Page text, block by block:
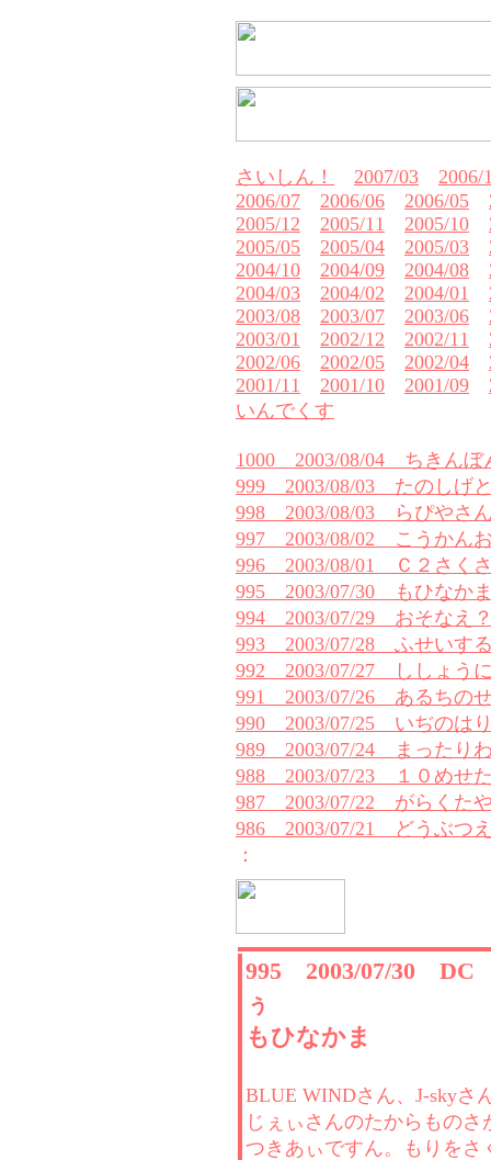
さいしん！ 2007/03
2006/
2006/07
2006/06 2006/05
2005/12
2005/11 2005/10
2005/05
2005/04 2005/03
2004/10
2004/09 2004/08
2004/03
2004/02 2004/01
2003/08
2003/07 2003/06
2003/01
2002/12 2002/11
2002/06
2002/05 2002/04
2001/11
2001/10 2001/09
いんでくす
1000 2003/08/04 ちきんぼ
999 2003/08/03 たのしげ
998 2003/08/03 らぴやさ
997 2003/08/02 こうかん
996 2003/08/01 Ｃ２さく
995 2003/07/30 もひなか
994 2003/07/29 おそなえ
993 2003/07/28 ふせいす
992 2003/07/27 ししょう
991 2003/07/26 あるちの
990 2003/07/25 いぢのは
989 2003/07/24 まったり
988 2003/07/23 １０めせ
987 2003/07/22 がらくた
986 2003/07/21 どうぶつ
：
995 2003/07/30 DC
ぅ
もひなかま
BLUE WINDさん、J-skyさ
じぇぃさんのたからものさ
つきあぃですん。もりをさ